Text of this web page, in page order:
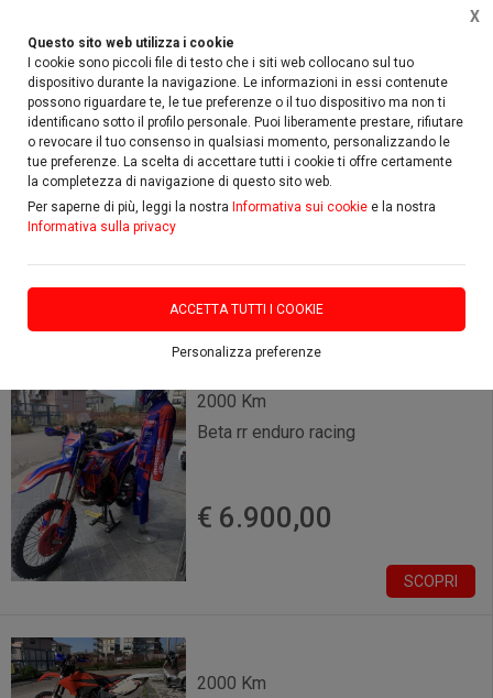
Questo sito web utilizza i cookie
I cookie sono piccoli file di testo che i siti web collocano sul tuo
dispositivo durante la navigazione. Le informazioni in essi contenute
possono riguardare te, le tue preferenze o il tuo dispositivo ma non ti
identificano sotto il profilo personale. Puoi liberamente prestare, rifiutare
o revocare il tuo consenso in qualsiasi momento, personalizzando le
tue preferenze. La scelta di accettare tutti i cookie ti offre certamente
la completezza di navigazione di questo sito web.
Per saperne di più, leggi la nostra Informativa sui cookie e la nostra
Informativa sulla privacy
ACCETTA TUTTI I COOKIE
Personalizza preferenze
X
Home Usato Beta
FILTRA
Beta
2000 Km
Beta rr enduro racing
€ 6.900,00
SCOPRI
2000 Km